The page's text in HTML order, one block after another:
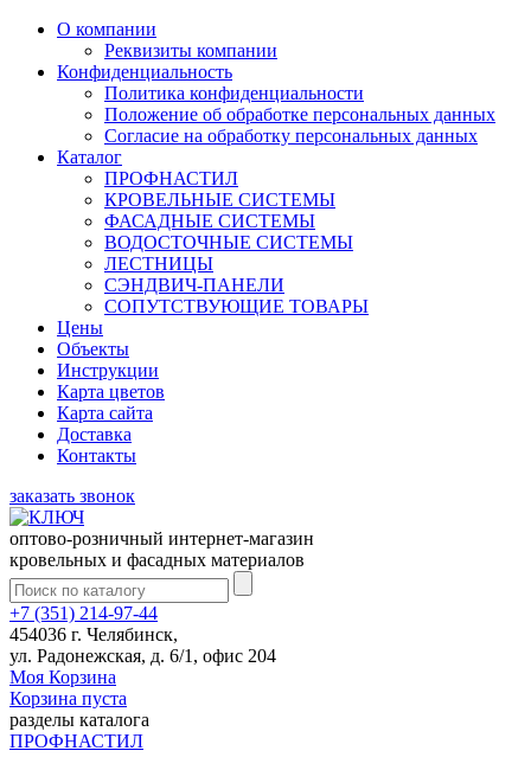
О компании
Реквизиты компании
Конфиденциальность
Политика конфиденциальности
Положение об обработке персональных данных
Согласие на обработку персональных данных
Каталог
ПРОФНАСТИЛ
КРОВЕЛЬНЫЕ СИСТЕМЫ
ФАСАДНЫЕ СИСТЕМЫ
ВОДОСТОЧНЫЕ СИСТЕМЫ
ЛЕСТНИЦЫ
СЭНДВИЧ-ПАНЕЛИ
СОПУТСТВУЮЩИЕ ТОВАРЫ
Цены
Объекты
Инструкции
Карта цветов
Карта сайта
Доставка
Контакты
заказать звонок
оптово-розничный интернет-магазин
кровельных и фасадных материалов
+7 (351) 214-97-44
454036 г. Челябинск,
ул. Радонежская, д. 6/1, офис 204
Моя Корзина
Корзина пуста
разделы каталога
ПРОФНАСТИЛ